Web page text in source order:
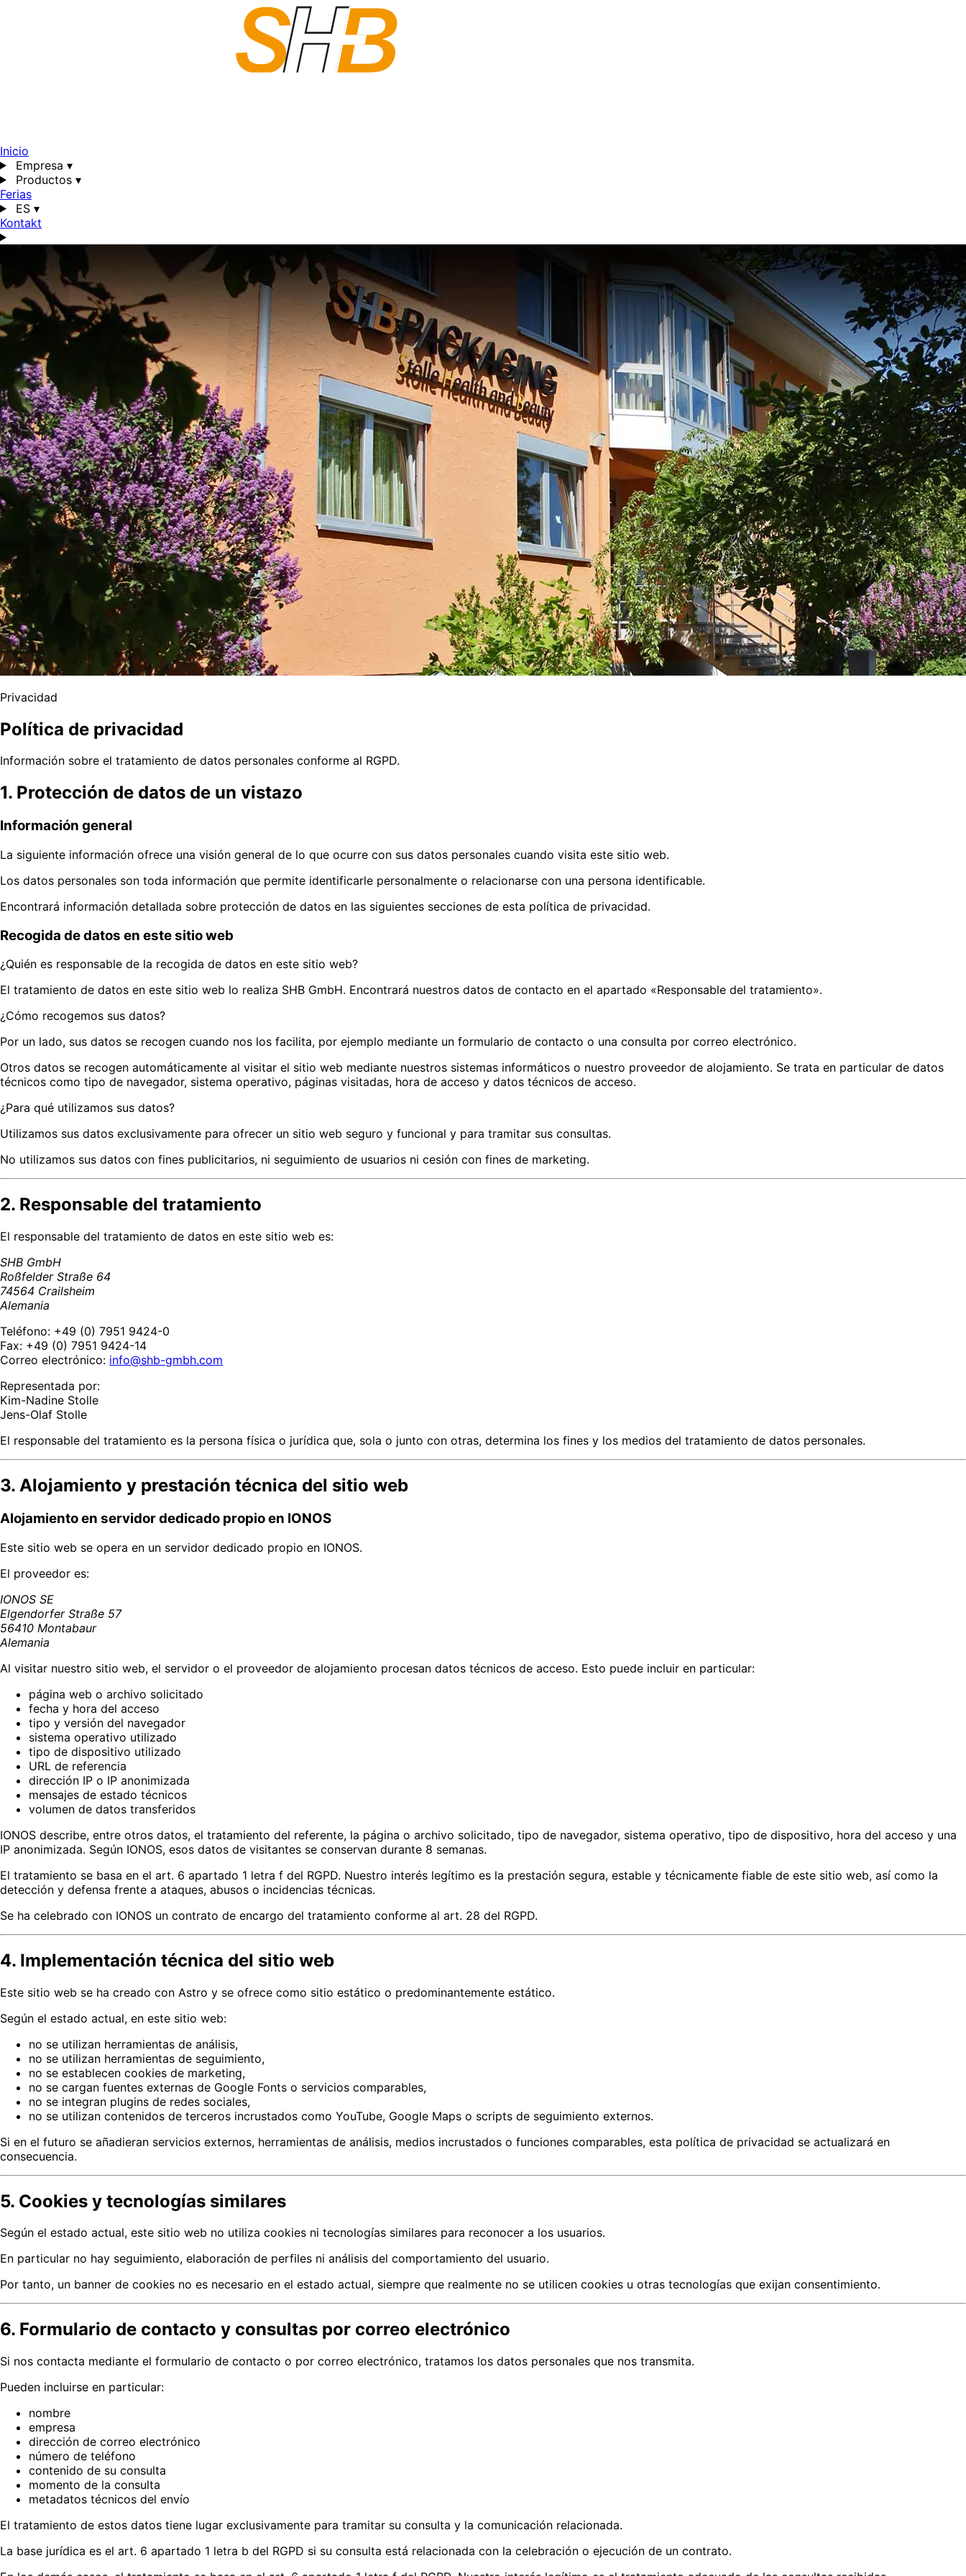
Inicio
Empresa ▾
Productos ▾
Ferias
ES ▾
Kontakt
Privacidad
Política de privacidad
Información sobre el tratamiento de datos personales conforme al RGPD.
1. Protección de datos de un vistazo
Información general
La siguiente información ofrece una visión general de lo que ocurre con sus datos personales cuando visita este sitio web.
Los datos personales son toda información que permite identificarle personalmente o relacionarse con una persona identificable.
Encontrará información detallada sobre protección de datos en las siguientes secciones de esta política de privacidad.
Recogida de datos en este sitio web
¿Quién es responsable de la recogida de datos en este sitio web?
El tratamiento de datos en este sitio web lo realiza SHB GmbH. Encontrará nuestros datos de contacto en el apartado «Responsable del tratamiento».
¿Cómo recogemos sus datos?
Por un lado, sus datos se recogen cuando nos los facilita, por ejemplo mediante un formulario de contacto o una consulta por correo electrónico.
Otros datos se recogen automáticamente al visitar el sitio web mediante nuestros sistemas informáticos o nuestro proveedor de alojamiento. Se trata en particular de datos
técnicos como tipo de navegador, sistema operativo, páginas visitadas, hora de acceso y datos técnicos de acceso.
¿Para qué utilizamos sus datos?
Utilizamos sus datos exclusivamente para ofrecer un sitio web seguro y funcional y para tramitar sus consultas.
No utilizamos sus datos con fines publicitarios, ni seguimiento de usuarios ni cesión con fines de marketing.
2. Responsable del tratamiento
El responsable del tratamiento de datos en este sitio web es:
SHB GmbH
Roßfelder Straße 64
74564 Crailsheim
Alemania
Teléfono: +49 (0) 7951 9424-0
Fax: +49 (0) 7951 9424-14
Correo electrónico: info@shb-gmbh.com
Representada por:
Kim-Nadine Stolle
Jens-Olaf Stolle
El responsable del tratamiento es la persona física o jurídica que, sola o junto con otras, determina los fines y los medios del tratamiento de datos personales.
3. Alojamiento y prestación técnica del sitio web
Alojamiento en servidor dedicado propio en IONOS
Este sitio web se opera en un servidor dedicado propio en IONOS.
El proveedor es:
IONOS SE
Elgendorfer Straße 57
56410 Montabaur
Alemania
Al visitar nuestro sitio web, el servidor o el proveedor de alojamiento procesan datos técnicos de acceso. Esto puede incluir en particular:
página web o archivo solicitado
fecha y hora del acceso
tipo y versión del navegador
sistema operativo utilizado
tipo de dispositivo utilizado
URL de referencia
dirección IP o IP anonimizada
mensajes de estado técnicos
volumen de datos transferidos
IONOS describe, entre otros datos, el tratamiento del referente, la página o archivo solicitado, tipo de navegador, sistema operativo, tipo de dispositivo, hora del acceso y una
IP anonimizada. Según IONOS, esos datos de visitantes se conservan durante 8 semanas.
El tratamiento se basa en el art. 6 apartado 1 letra f del RGPD. Nuestro interés legítimo es la prestación segura, estable y técnicamente fiable de este sitio web, así como la
detección y defensa frente a ataques, abusos o incidencias técnicas.
Se ha celebrado con IONOS un contrato de encargo del tratamiento conforme al art. 28 del RGPD.
4. Implementación técnica del sitio web
Este sitio web se ha creado con Astro y se ofrece como sitio estático o predominantemente estático.
Según el estado actual, en este sitio web:
no se utilizan herramientas de análisis,
no se utilizan herramientas de seguimiento,
no se establecen cookies de marketing,
no se cargan fuentes externas de Google Fonts o servicios comparables,
no se integran plugins de redes sociales,
no se utilizan contenidos de terceros incrustados como YouTube, Google Maps o scripts de seguimiento externos.
Si en el futuro se añadieran servicios externos, herramientas de análisis, medios incrustados o funciones comparables, esta política de privacidad se actualizará en
consecuencia.
5. Cookies y tecnologías similares
Según el estado actual, este sitio web no utiliza cookies ni tecnologías similares para reconocer a los usuarios.
En particular no hay seguimiento, elaboración de perfiles ni análisis del comportamiento del usuario.
Por tanto, un banner de cookies no es necesario en el estado actual, siempre que realmente no se utilicen cookies u otras tecnologías que exijan consentimiento.
6. Formulario de contacto y consultas por correo electrónico
Si nos contacta mediante el formulario de contacto o por correo electrónico, tratamos los datos personales que nos transmita.
Pueden incluirse en particular:
nombre
empresa
dirección de correo electrónico
número de teléfono
contenido de su consulta
momento de la consulta
metadatos técnicos del envío
El tratamiento de estos datos tiene lugar exclusivamente para tramitar su consulta y la comunicación relacionada.
La base jurídica es el art. 6 apartado 1 letra b del RGPD si su consulta está relacionada con la celebración o ejecución de un contrato.